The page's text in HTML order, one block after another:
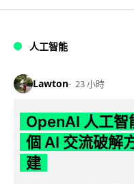
人工智能
Lawton 23 小時
OpenAI 人工智
個 AI 交流破解
建